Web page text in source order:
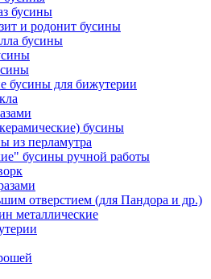
бусины
и родонит бусины
бусины
бусины для бижутерии
бусины
из перламутра
бусины ручной работы
отверстием (для Пандора и др.)
металлические